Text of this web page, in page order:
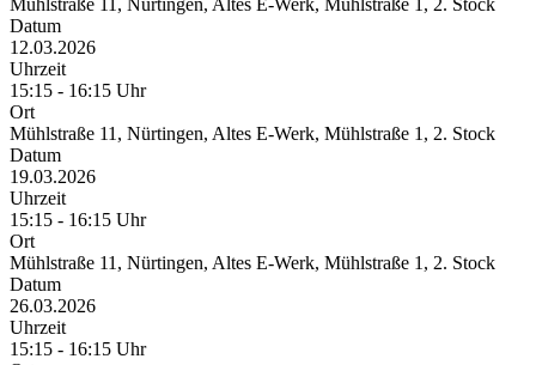
Datum
12.03.2026
Uhrzeit
15:15 - 16:15 Uhr
Ort
Mühlstraße 11, Nürtingen, Altes E-Werk, Mühlstraße 1, 2. Stock
Datum
19.03.2026
Uhrzeit
15:15 - 16:15 Uhr
Ort
Mühlstraße 11, Nürtingen, Altes E-Werk, Mühlstraße 1, 2. Stock
Datum
26.03.2026
Uhrzeit
15:15 - 16:15 Uhr